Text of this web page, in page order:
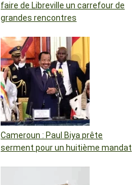
faire de Libreville un carrefour de
grandes rencontres
Cameroun : Paul Biya prête
serment pour un huitième mandat